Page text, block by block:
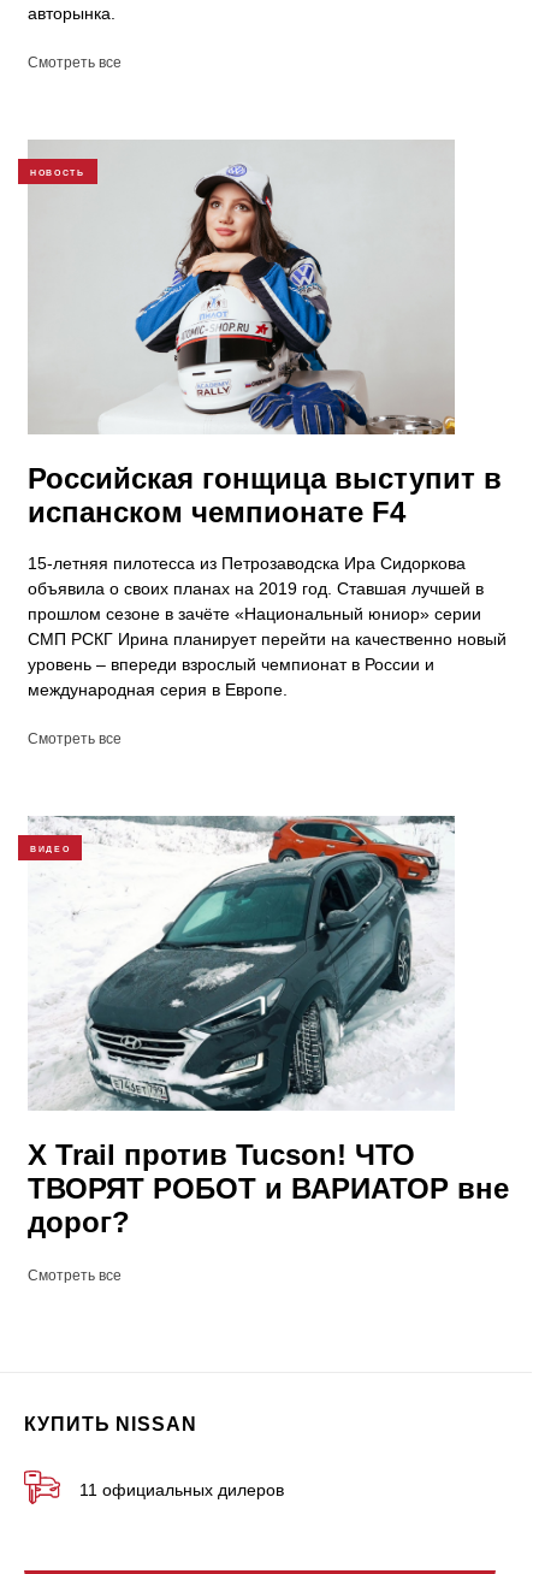
авторынка.
Смотреть все
НОВОСТЬ
Российская гонщица выступит в
испанском чемпионате F4
15-летняя пилотесса из Петрозаводска Ира Сидоркова
объявила о своих планах на 2019 год. Ставшая лучшей в
прошлом сезоне в зачёте «Национальный юниор» серии
СМП РСКГ Ирина планирует перейти на качественно новый
уровень – впереди взрослый чемпионат в России и
международная серия в Европе.
Смотреть все
ВИДЕО
X Trail против Tucson! ЧТО
ТВОРЯТ РОБОТ и ВАРИАТОР вне
дорог?
Смотреть все
КУПИТЬ NISSAN
11 официальных дилеров